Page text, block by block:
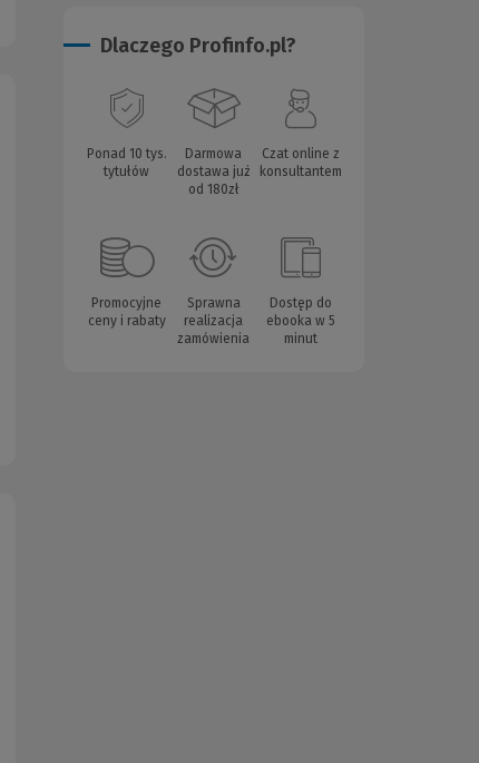
Dlaczego Profinfo.pl?
Ponad 10 tys.
tytułów
Darmowa
dostawa już
od 180zł
Czat online z
konsultantem
Promocyjne
ceny i rabaty
Sprawna
realizacja
zamówienia
Dostęp do
ebooka w 5
minut